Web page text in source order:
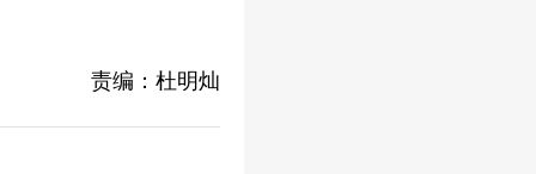
责编：杜明灿